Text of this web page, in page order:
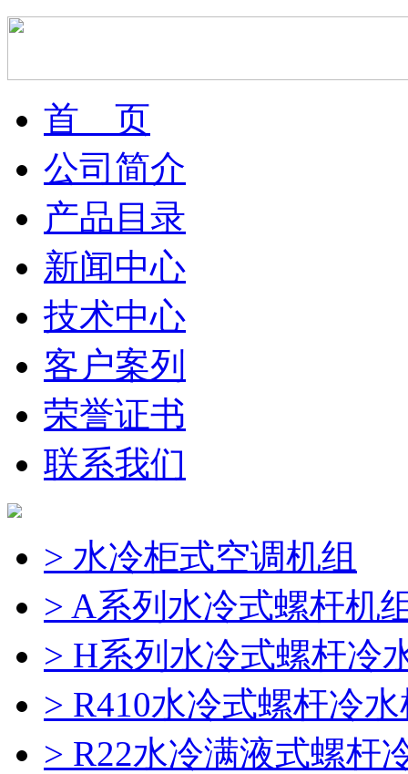
首 页
公司简介
产品目录
新闻中心
技术中心
客户案列
荣誉证书
联系我们
> 水冷柜式空调机组
> A系列水冷式螺杆机
> H系列水冷式螺杆冷
> R410水冷式螺杆冷
> R22水冷满液式螺杆